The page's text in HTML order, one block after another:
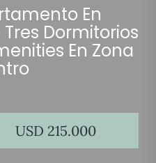
En
Dormitorios
En Zona
USD 215.000